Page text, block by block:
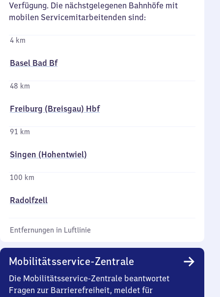
Verfügung. Die nächstgelegenen Bahnhöfe mit
mobilen Servicemitarbeitenden sind:
4 km
Basel Bad Bf
48 km
Freiburg (Breisgau) Hbf
91 km
Singen (Hohentwiel)
100 km
Radolfzell
Entfernungen in Luftlinie
Mobilitätsservice-Zentrale
Die Mobilitätsservice-Zentrale beantwortet
Fragen zur Barrierefreiheit, meldet für